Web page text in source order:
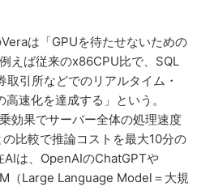
は「GPUを待たせないための
えば従来のx86CPU比で、SQL
引所などでのリアルタイム・
速化を達成する」という。
効果でサーバー全体の処理速度
比較で推論コストを最大10分の
AIは、OpenAIのChatGPTや
（Large Language Model＝大規